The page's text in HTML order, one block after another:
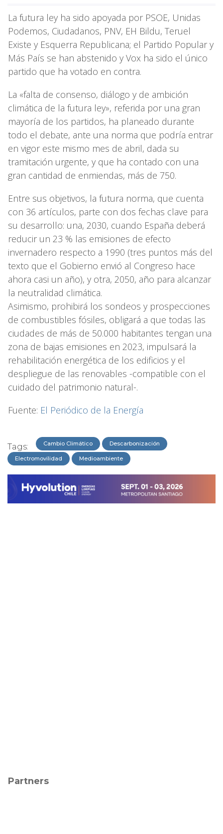
La futura ley ha sido apoyada por PSOE, Unidas
Podemos, Ciudadanos, PNV, EH Bildu, Teruel
Existe y Esquerra Republicana; el Partido Popular y
Más País se han abstenido y Vox ha sido el único
partido que ha votado en contra.
La «falta de consenso, diálogo y de ambición
climática de la futura ley», referida por una gran
mayoría de los partidos, ha planeado durante
todo el debate, ante una norma que podría entrar
en vigor este mismo mes de abril, dada su
tramitación urgente, y que ha contado con una
gran cantidad de enmiendas, más de 750.
Entre sus objetivos, la futura norma, que cuenta
con 36 artículos, parte con dos fechas clave para
su desarrollo: una, 2030, cuando España deberá
reducir un 23 % las emisiones de efecto
invernadero respecto a 1990 (tres puntos más del
texto que el Gobierno envió al Congreso hace
ahora casi un año), y otra, 2050, año para alcanzar
la neutralidad climática.
Asimismo, prohibirá los sondeos y prospecciones
de combustibles fósiles, obligará a que todas las
ciudades de más de 50.000 habitantes tengan una
zona de bajas emisiones en 2023, impulsará la
rehabilitación energética de los edificios y el
despliegue de las renovables -compatible con el
cuidado del patrimonio natural-.
Fuente: El Periódico de la Energía
Tags: Cambio Climático Descarbonización
Electromovilidad Medioambiente
Partners